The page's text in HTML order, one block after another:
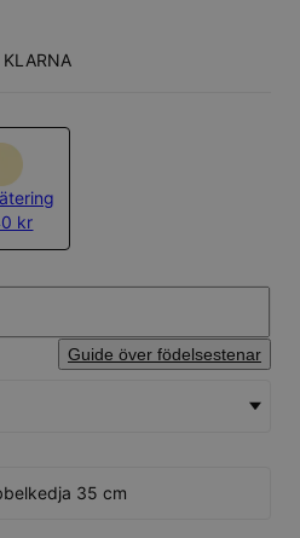
kr
Guide över födelsestenar
35 cm